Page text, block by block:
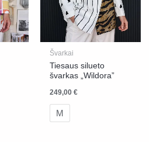
Švarkai
Tiesaus silueto
švarkas „Wildora”
249,00 €
M